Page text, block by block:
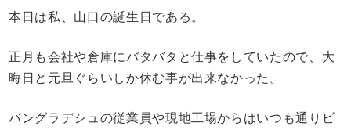
本日は私、山口の誕生日である。
正月も会社や倉庫にバタバタと仕事をしていたので、大
晦日と元旦ぐらいしか休む事が出来なかった。
バングラデシュの従業員や現地工場からはいつも通りビ